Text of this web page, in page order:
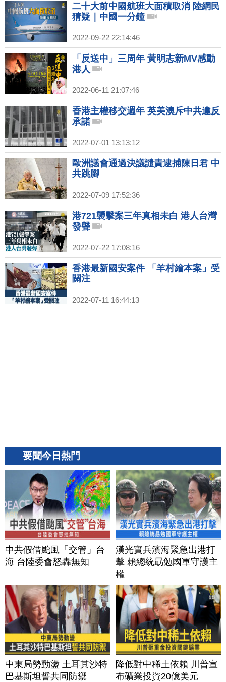
二十大前中國航班大面積取消 陸網民
猜疑｜中國一分鐘
2022-09-22 22:14:46
「反送中」三周年 黃明志新MV感動
港人
2022-06-11 21:07:46
香港主權移交週年 英美澳斥中共違反
承諾
2022-07-01 13:13:12
歐洲議會通過決議譴責逮捕陳日君 中
共跳腳
2022-07-09 17:52:36
港721襲擊案三年真相未白 港人台灣
發聲
2022-07-22 17:08:16
香港最新國安案件 「羊村繪本案」受
關注
2022-07-11 16:44:13
要聞今日熱門
中共假借颱風「交管」台
海 台陸委會怒轟無知
漢光實兵濱海緊急出港打
擊 賴總統勗勉國軍守護主
權
中東局勢動盪 土耳其沙特
巴基斯坦誓共同防禦
降低對中稀土依賴 川普宣
布礦業投資20億美元